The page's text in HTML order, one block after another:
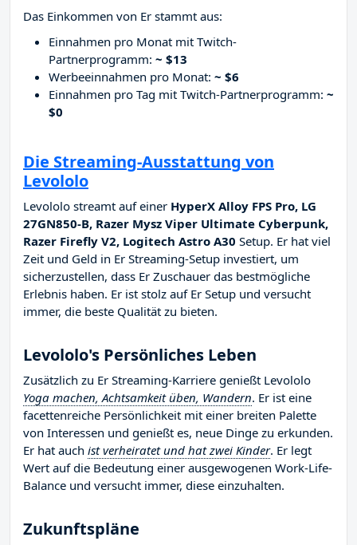
Das Einkommen von Er stammt aus:
Einnahmen pro Monat mit Twitch-
Partnerprogramm: ~ $13
Werbeeinnahmen pro Monat: ~ $6
Einnahmen pro Tag mit Twitch-Partnerprogramm: ~
$0
Die Streaming-Ausstattung von
Levololo
Levololo streamt auf einer HyperX Alloy FPS Pro, LG
27GN850-B, Razer Mysz Viper Ultimate Cyberpunk,
Razer Firefly V2, Logitech Astro A30 Setup. Er hat viel
Zeit und Geld in Er Streaming-Setup investiert, um
sicherzustellen, dass Er Zuschauer das bestmögliche
Erlebnis haben. Er ist stolz auf Er Setup und versucht
immer, die beste Qualität zu bieten.
Levololo's Persönliches Leben
Zusätzlich zu Er Streaming-Karriere genießt Levololo
Yoga machen, Achtsamkeit üben, Wandern. Er ist eine
facettenreiche Persönlichkeit mit einer breiten Palette
von Interessen und genießt es, neue Dinge zu erkunden.
Er hat auch ist verheiratet und hat zwei Kinder. Er legt
Wert auf die Bedeutung einer ausgewogenen Work-Life-
Balance und versucht immer, diese einzuhalten.
Zukunftspläne